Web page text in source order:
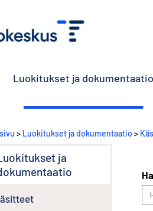
Luokitukset ja dokumentaatio
> Luokitukset ja dokumentaatio >
ja